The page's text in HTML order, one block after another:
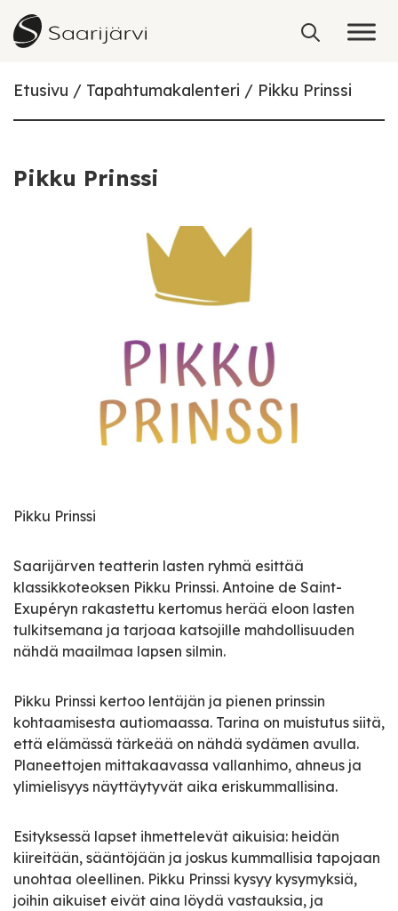
Skip to content
Etusivu Tapahtumakalenteri Pikku Prinssi
Pikku Prinssi
Pikku Prinssi
Saarijärven teatterin lasten ryhmä esittää
klassikkoteoksen Pikku Prinssi. Antoine de Saint-
Exupéryn rakastettu kertomus herää eloon lasten
tulkitsemana ja tarjoaa katsojille mahdollisuuden
nähdä maailmaa lapsen silmin.
Pikku Prinssi kertoo lentäjän ja pienen prinssin
kohtaamisesta autiomaassa. Tarina on muistutus siitä,
että elämässä tärkeää on nähdä sydämen avulla.
Planeettojen mittakaavassa vallanhimo, ahneus ja
ylimielisyys näyttäytyvät aika eriskummallisina.
Esityksessä lapset ihmettelevät aikuisia: heidän
kiireitään, sääntöjään ja joskus kummallisia tapojaan
unohtaa oleellinen. Pikku Prinssi kysyy kysymyksiä,
joihin aikuiset eivät aina löydä vastauksia, ja